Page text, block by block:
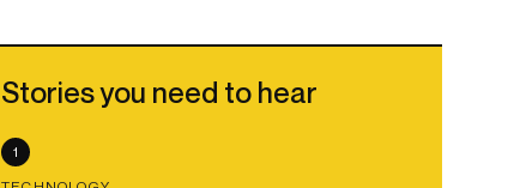
Stories you need to hear
1